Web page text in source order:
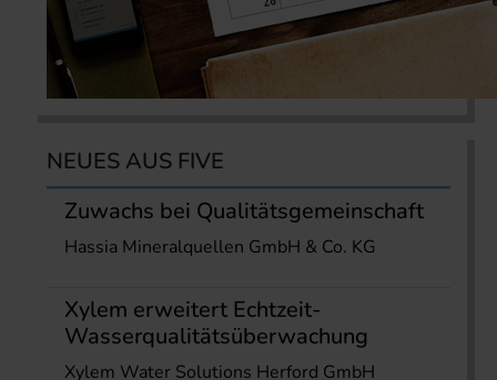
NEUES AUS FIVE
Zuwachs bei Qualitätsgemeinschaft
Hassia Mineralquellen GmbH & Co. KG
Xylem erweitert Echtzeit-
Wasserqualitätsüberwachung
Xylem Water Solutions Herford GmbH